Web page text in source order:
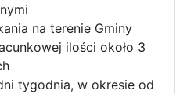
na terenie Gminy
ilości około 3
tygodnia, w okresie od